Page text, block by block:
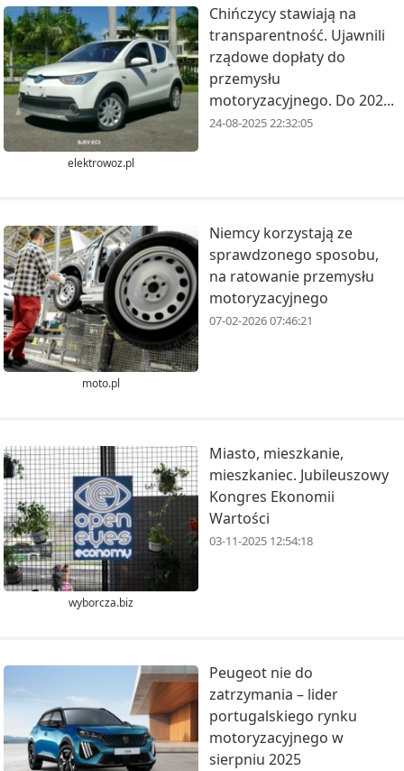
elektrowoz.pl
Chińczycy stawiają na
transparentność. Ujawnili
rządowe dopłaty do
przemysłu
motoryzacyjnego. Do 202...
24-08-2025 22:32:05
moto.pl
Niemcy korzystają ze
sprawdzonego sposobu,
na ratowanie przemysłu
motoryzacyjnego
07-02-2026 07:46:21
wyborcza.biz
Miasto, mieszkanie,
mieszkaniec. Jubileuszowy
Kongres Ekonomii
Wartości
03-11-2025 12:54:18
Peugeot nie do
zatrzymania – lider
portugalskiego rynku
motoryzacyjnego w
sierpniu 2025